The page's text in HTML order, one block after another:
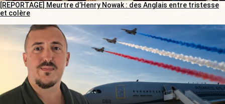
[REPORTAGE] Meurtre d’Henry Nowak : des Anglais entre tristesse
et colère